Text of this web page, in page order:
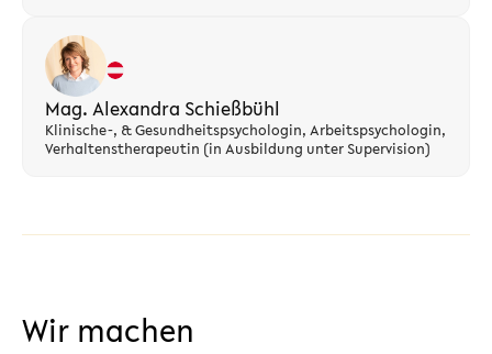
Mag. Alexandra Schießbühl
Klinische-, & Gesundheitspsychologin, Arbeitspsychologin,
Verhaltenstherapeutin (in Ausbildung unter Supervision)
Wir machen